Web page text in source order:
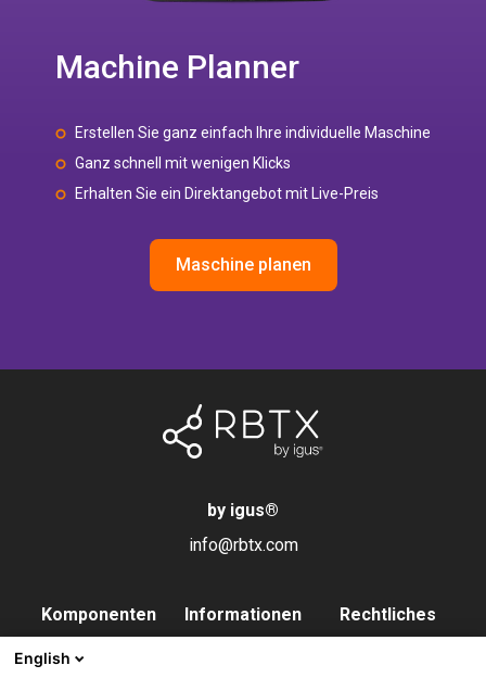
Machine Planner
Erstellen Sie ganz einfach Ihre individuelle Maschine
Ganz schnell mit wenigen Klicks
Erhalten Sie ein Direktangebot mit Live-Preis
Maschine planen
by igus®
info@rbtx.com
Komponenten
Informationen
Rechtliches
English